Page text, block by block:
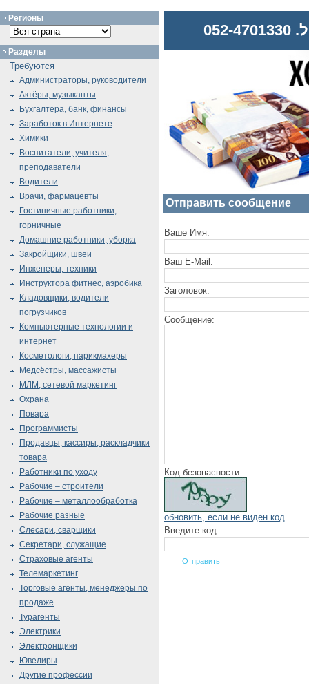
Отправить сообщение
Ваше Имя:
Ваш E-Mail:
Заголовок:
Сообщение:
Код безопасности:
обновить, если не виден код
Введите код:
Регионы
Разделы
Требуются
Администраторы, руководители
Актёры, музыканты
Бухгалтера, банк, финансы
Заработок в Интернете
Химики
Воспитатели, учителя,
преподаватели
Водители
Врачи, фармацевты
Гостиничные работники,
горничные
Домашние работники, уборка
Закройщики, швеи
Инженеры, техники
Инструктора фитнес, аэробика
Кладовщики, водители
погрузчиков
Компьютерные технологии и
интернет
Косметологи, парикмахеры
Медсёстры, массажисты
МЛМ, сетевой маркетинг
Охрана
Повара
Программисты
Продавцы, кассиры, раскладчики
товара
Работники по уходу
Рабочие – строители
Рабочие – металлообработка
Рабочие разные
Слесари, сварщики
Секретари, служащие
Страховые агенты
Телемаркетинг
Торговые агенты, менеджеры по
продаже
Турагенты
Электрики
Электронщики
Ювелиры
Другие профессии